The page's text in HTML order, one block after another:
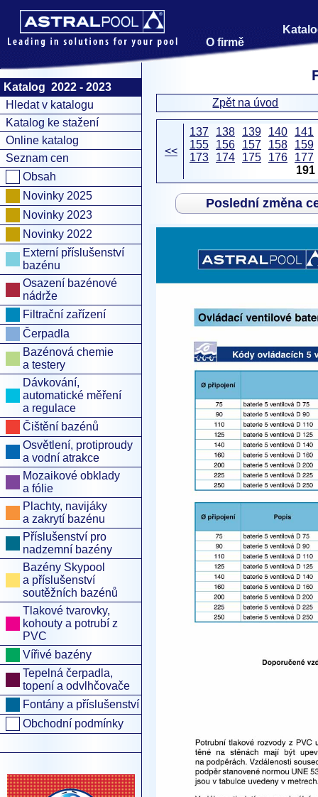
O firmě
Katalog 2022 - 2023
Hledat v katalogu
Katalog ke stažení
Online katalog
Seznam cen
Obsah
Novinky 2025
Novinky 2023
Novinky 2022
Externí příslušenství
bazénu
Osazení bazénové
nádrže
Filtrační zařízení
Čerpadla
Bazénová chemie
a testery
Dávkování,
automatické měření
a regulace
Čištění bazénů
Osvětlení, protiproudy
a vodní atrakce
Mozaikové obklady
a fólie
Plachty, navijáky
a zakrytí bazénu
Příslušenství pro
nadzemní bazény
Bazény Skypool
a příslušenství
soutěžních bazénů
Tlakové tvarovky,
kohouty a potrubí z
PVC
Vířivé bazény
Tepelná čerpadla,
topení a odvlhčovače
Fontány a příslušenství
Obchodní podmínky
Zpět na úvod
<<
137 138 139 140
141
155
156 157 158
159
173
174 175 176
177
191
Poslední změna